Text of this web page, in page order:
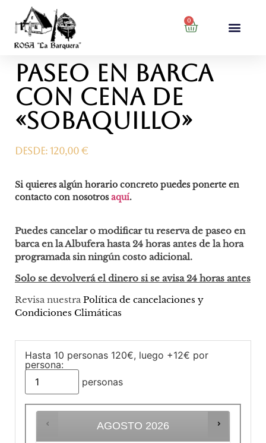
0
Paseo en barca
con cena de
«sobaquillo»
Desde: 120,00 €
Si quieres algún horario concreto puedes ponerte en
contacto con nosotrosaquí.
Puedes cancelar o modificar tu reserva de paseo en
barca en la Albufera hasta 24 horas antes de la hora
programada sin ningún costo adicional.
Solo se devolverá el dinero si se avisa 24 horas antes
Revisa nuestra Política de cancelaciones y
Condiciones Climáticas
Hasta 10 personas 120€, luego +12€ por
persona:
personas
AGOSTO 2026